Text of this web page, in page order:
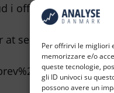
Per offrirvi le migliori
memorizzare e/o
queste tecnologie,
gli ID univoci su
possono avere un
i offentligheden, siger
at se resultaterne af